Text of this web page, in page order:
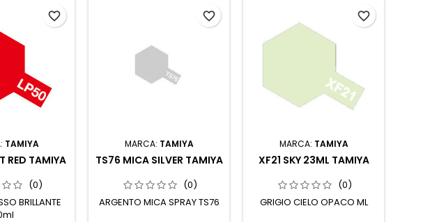
TAMIYA
RED TAMIYA
(0)
BRILLANTE
favorite_border
MARCA: TAMIYA
TS76 MICA SILVER TAMIYA
(0)
ARGENTO MICA SPRAY TS76
favorite_border
MARCA: TAMIYA
XF21 SKY 23ML TAMIYA
(0)
GRIGIO CIELO OPACO ML
favorite_border